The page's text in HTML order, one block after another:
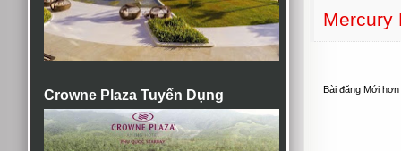
Crowne Plaza Tuyển Dụng
Mercury
Bài đăng Mới hơn